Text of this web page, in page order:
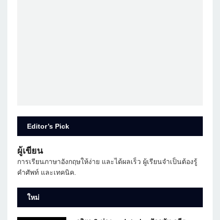
Editor’s Pick
ผู้เขียน
การเรียนภาษาอังกฤษให้ง่าย และได้ผลเร็ว ผู้เรียนจำเป็นต้องรู้
คำศัพท์ และเทคนิค.
ใหม่